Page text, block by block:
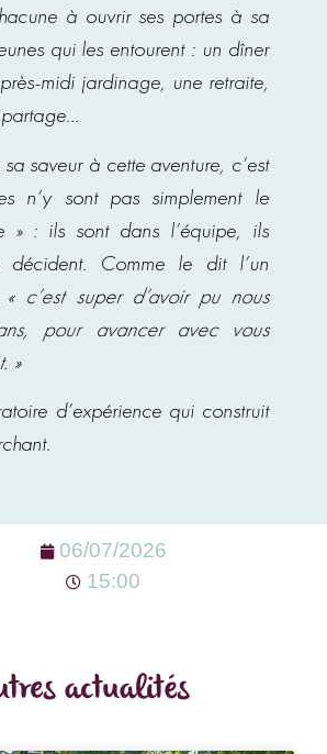
à ouvrir ses portes à sa
qui les entourent : un dîner
midi jardinage, une retraite,
saveur à cette aventure, c’est
n’y sont pas simplement le
» : ils sont dans l’équipe, ils
décident. Comme le dit l’un
« c’est super d’avoir pu nous
pour avancer avec vous
»
d’expérience qui construit
06/07/2026
15:00
actualités